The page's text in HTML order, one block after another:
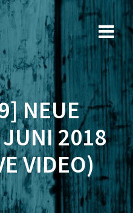
Zum
Inhalt
NEUE
2018
VIDEO)